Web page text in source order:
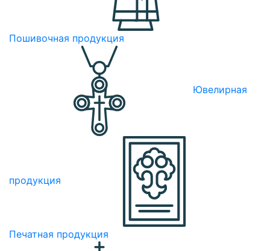
Пошивочная продукция
Ювелирная
продукция
Печатная продукция